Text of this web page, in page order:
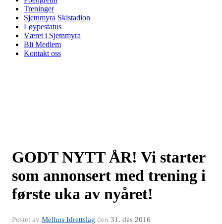
Treninger
Sjetnmyra Skistadion
Løypestatus
Været i Sjetnmyra
Bli Medlem
Kontakt oss
GODT NYTT ÅR! Vi starter
som annonsert med trening i
første uka av nyåret!
Postet av Melhus Idrettslag den 31. des 2016